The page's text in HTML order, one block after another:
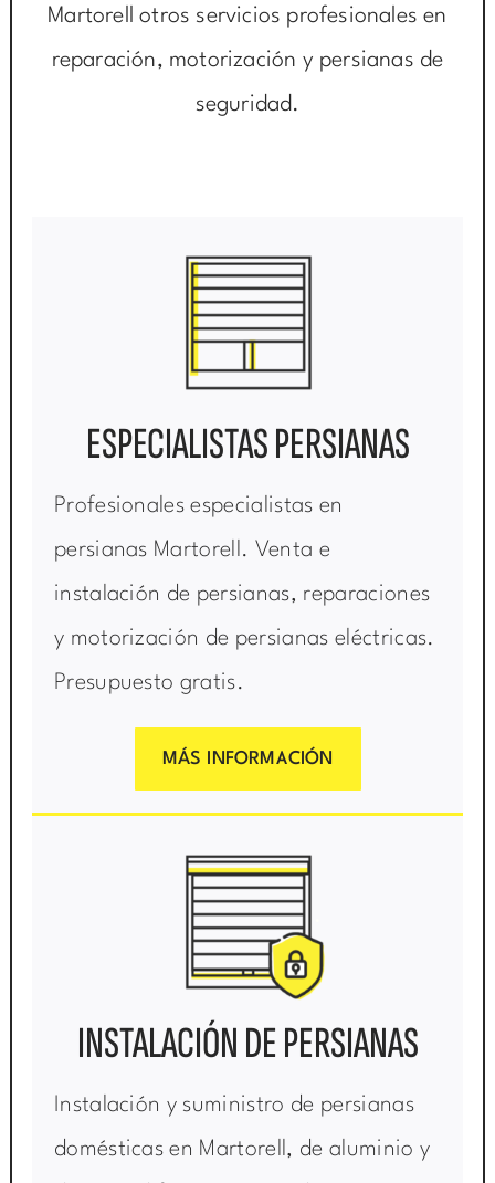
Martorell otros servicios profesionales en
reparación, motorización y persianas de
seguridad.
ESPECIALISTAS PERSIANAS
Profesionales especialistas en
persianas Martorell. Venta e
instalación de persianas, reparaciones
y motorización de persianas eléctricas.
Presupuesto gratis.
MÁS INFORMACIÓN
INSTALACIÓN DE PERSIANAS
Instalación y suministro de persianas
domésticas en Martorell, de aluminio y